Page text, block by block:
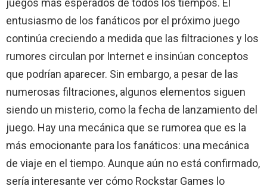
juegos más esperados de todos los tiempos. El
entusiasmo de los fanáticos por el próximo juego
continúa creciendo a medida que las filtraciones y los
rumores circulan por Internet e insinúan conceptos
que podrían aparecer. Sin embargo, a pesar de las
numerosas filtraciones, algunos elementos siguen
siendo un misterio, como la fecha de lanzamiento del
juego. Hay una mecánica que se rumorea que es la
más emocionante para los fanáticos: una mecánica
de viaje en el tiempo. Aunque aún no está confirmado,
sería interesante ver cómo Rockstar Games lo